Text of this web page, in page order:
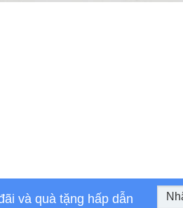
và quà tặng hấp dẫn